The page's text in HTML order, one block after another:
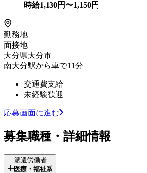
時給1,130円〜1,150円
勤務地
面接地
大分県大分市
南大分駅から車で11分
交通費支給
未経験歓迎
応募画面に進む
募集職種・詳細情報
派遣労働者
医療・福祉系